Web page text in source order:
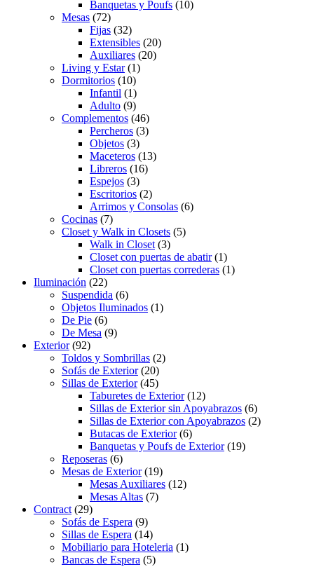
Banquetas y Poufs (10)
Mesas (72)
Fijas (32)
Extensibles (20)
Auxiliares (20)
Living y Estar(1)
Dormitorios (10)
Infantil (1)
Adulto (9)
Complementos (46)
Percheros (3)
Objetos (3)
Maceteros (13)
Libreros (16)
Espejos (3)
Escritorios (2)
Arrimos y Consolas (6)
Cocinas (7)
Closet y Walk in Closets (5)
Walk in Closet (3)
Closet con puertas de abatir(1)
Closet con puertas correderas (1)
Iluminación (22)
Suspendida (6)
Objetos Iluminados (1)
De Pie (6)
De Mesa (9)
Exterior(92)
Toldos y Sombrillas (2)
Sofás de Exterior(20)
Sillas de Exterior(45)
Taburetes de Exterior(12)
Sillas de Exterior sin Apoyabrazos (6)
Sillas de Exterior con Apoyabrazos (2)
Butacas de Exterior(6)
Banquetas y Poufs de Exterior(19)
Reposeras (6)
Mesas de Exterior(19)
Mesas Auxiliares (12)
Mesas Altas (7)
Contract (29)
Sofás de Espera (9)
Sillas de Espera (14)
Mobiliario para Hoteleria (1)
Bancas de Espera (5)